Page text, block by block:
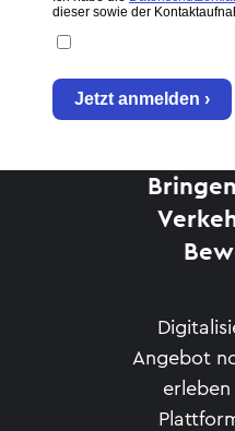
Angebot
erleben